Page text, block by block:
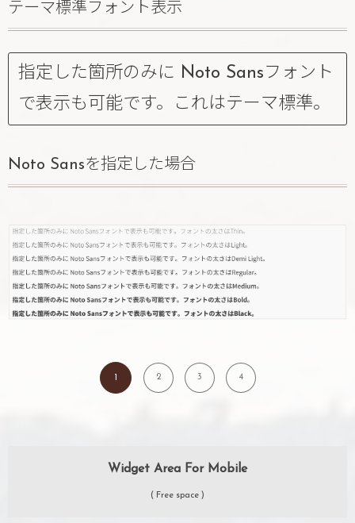
テーマ標準フォント表示
指定した箇所のみに Noto Sansフォント
で表示も可能です。これはテーマ標準。
Noto Sansを指定した場合
2 3 4
Widget Area For Mobile
( Free space )